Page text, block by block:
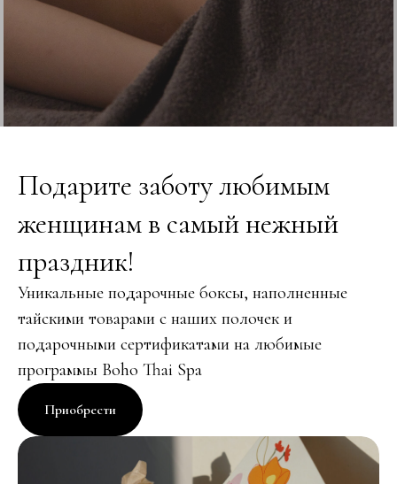
Подарите заботу любимым
женщинам в самый нежный
праздник!
Уникальные подарочные боксы, наполненные
тайскими товарами с наших полочек и
подарочными сертификатами на любимые
программы Boho Thai Spa
Приобрести